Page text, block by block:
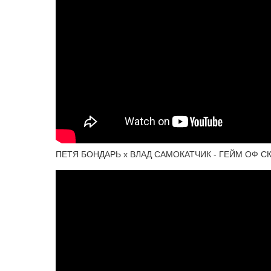
ПЕТЯ БОНДАРЬ х ВЛАД САМОКАТЧИК - ГЕЙМ ОФ